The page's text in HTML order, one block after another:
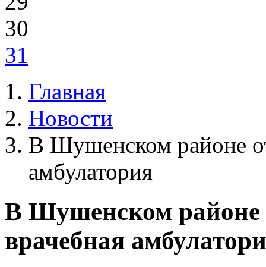
30
31
Главная
Новости
В Шушенском районе
амбулатория
В Шушенском районе
врачебная